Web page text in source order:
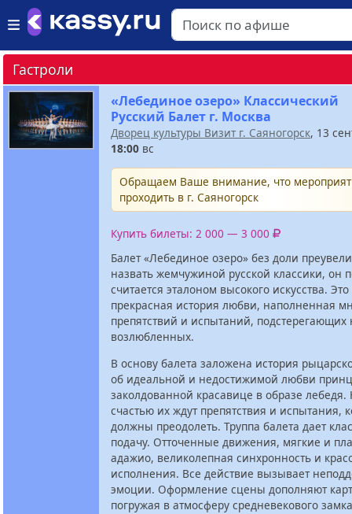
Гастроли
«Лебединое озеро» Классический
Русский Балет г. Москва
Дворец культуры Визит г. Саяногорск, 13
18:00 вс
Обращаем Ваше внимание, что
проходить в г. Саяногорск
Купить билеты: 2 000 — 3 000
Балет «Лебединое озеро» без доли
назвать жемчужиной русской классики, он
считается эталоном высокого искусства.
прекрасная история любви, наполненная
препятствий и испытаний,
возлюбленных.
В основу балета заложена история
об идеальной и недостижимой любви
заколдованной красавице в образе лебедя.
счастью их ждут препятствия и испытания,
должны преодолеть. Труппа балета дает
подачу. Отточенные движения, мягкие и
адажио, великолепная синхронность и
исполнения. Все действие вызывает
эмоции. Оформление сцены дополняют
погружая в атмосферу средневекового